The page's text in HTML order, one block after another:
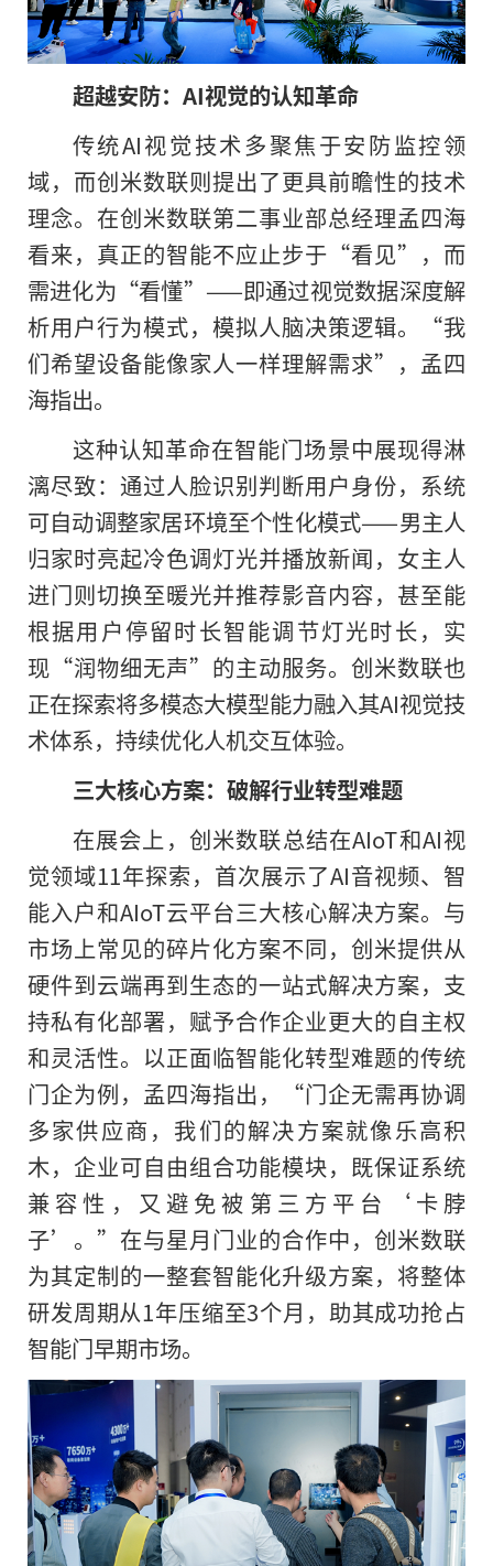
超越安防：AI视觉的认知革命
传统AI视觉技术多聚焦于安防监控领
域，而创米数联则提出了更具前瞻性的技术
理念。在创米数联第二事业部总经理孟四海
看来，真正的智能不应止步于“看见”，而
需进化为“看懂”——即通过视觉数据深度解
析用户行为模式，模拟人脑决策逻辑。“我
们希望设备能像家人一样理解需求”，孟四
海指出。
这种认知革命在智能门场景中展现得淋
漓尽致：通过人脸识别判断用户身份，系统
可自动调整家居环境至个性化模式——男主人
归家时亮起冷色调灯光并播放新闻，女主人
进门则切换至暖光并推荐影音内容，甚至能
根据用户停留时长智能调节灯光时长，实
现“润物细无声”的主动服务。创米数联也
正在探索将多模态大模型能力融入其AI视觉技
术体系，持续优化人机交互体验。
三大核心方案：破解行业转型难题
在展会上，创米数联总结在AIoT和AI视
觉领域11年探索，首次展示了AI音视频、智
能入户和AIoT云平台三大核心解决方案。与
市场上常见的碎片化方案不同，创米提供从
硬件到云端再到生态的一站式解决方案，支
持私有化部署，赋予合作企业更大的自主权
和灵活性。以正面临智能化转型难题的传统
门企为例，孟四海指出，“门企无需再协调
多家供应商，我们的解决方案就像乐高积
木，企业可自由组合功能模块，既保证系统
兼容性，又避免被第三方平台‘卡脖
子’。”在与星月门业的合作中，创米数联
为其定制的一整套智能化升级方案，将整体
研发周期从1年压缩至3个月，助其成功抢占
智能门早期市场。